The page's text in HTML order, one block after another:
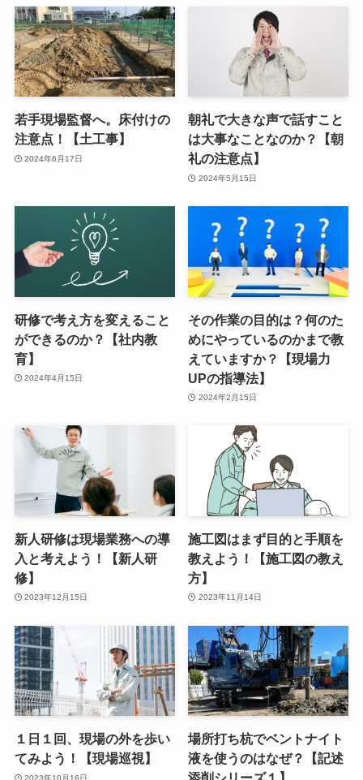
若手現場監督へ。床付けの
注意点！【土工事】
2024年6月17日
朝礼で大きな声で話すこと
は大事なことなのか？【朝
礼の注意点】
2024年5月15日
研修で考え方を変えること
ができるのか？【社内教
育】
2024年4月15日
その作業の目的は？何のた
めにやっているのかまで教
えていますか？【現場力
UPの指導法】
2024年2月15日
新人研修は現場業務への導
入と考えよう！【新人研
修】
2023年12月15日
施工図はまず目的と手順を
教えよう！【施工図の教え
方】
2023年11月14日
１日１回、現場の外を歩い
てみよう！【現場巡視】
2023年10月16日
場所打ち杭でベントナイト
液を使うのはなぜ？【記述